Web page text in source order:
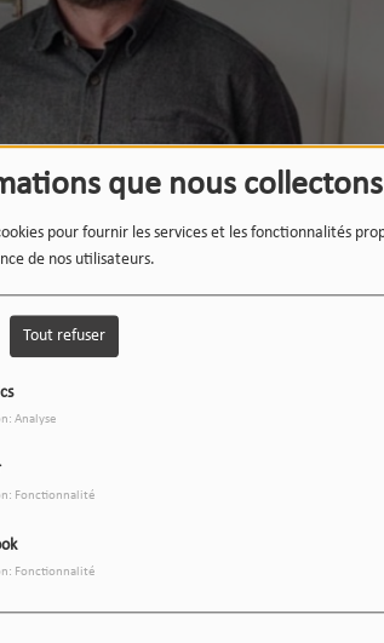
que nous collectons
pour fournir les services et les fonctionnalités
de nos utilisateurs.
Tout refuser
Analyse
Fonctionnalité
Fonctionnalité